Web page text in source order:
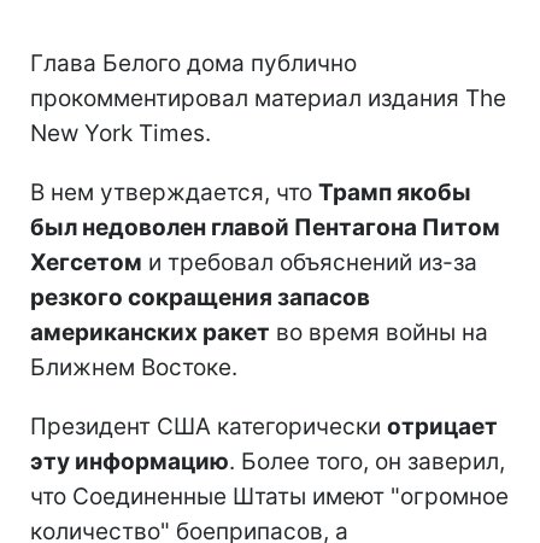
Глава Белого дома публично
прокомментировал материал издания The
New York Times.
В нем утверждается, что Трамп якобы
был недоволен главой Пентагона Питом
Хегсетом и требовал объяснений из-за
резкого сокращения запасов
американских ракет во время войны на
Ближнем Востоке.
Президент США категорически отрицает
эту информацию. Более того, он заверил,
что Соединенные Штаты имеют "огромное
количество" боеприпасов, а